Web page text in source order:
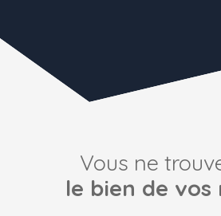
Vous ne
le bien de vos